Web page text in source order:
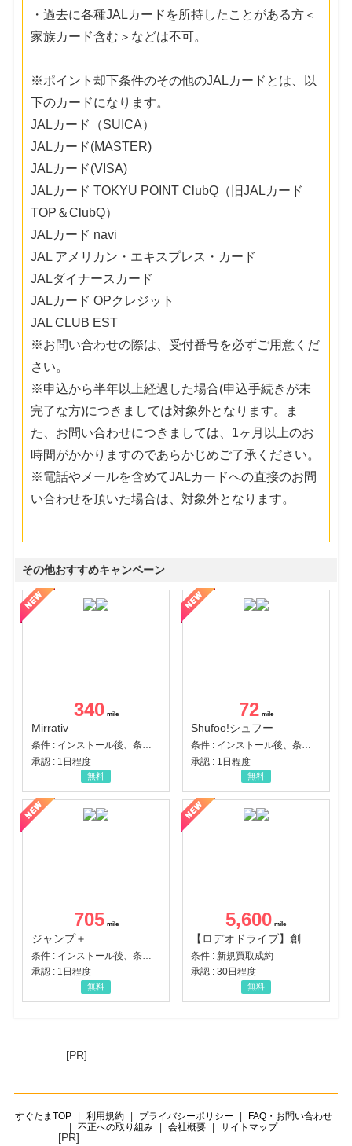
・過去に各種JALカードを所持したことがある方＜
家族カード含む＞などは不可。
※ポイント却下条件のその他のJALカードとは、以
下のカードになります。
JALカード（SUICA）
JALカード(MASTER)
JALカード(VISA)
JALカード TOKYU POINT ClubQ（旧JALカード
TOP＆ClubQ）
JALカード navi
JAL アメリカン・エキスプレス・カード
JALダイナースカード
JALカード OPクレジット
JAL CLUB EST
※お問い合わせの際は、受付番号を必ずご用意くだ
さい。
※申込から半年以上経過した場合(申込手続きが未
完了な方)につきましては対象外となります。ま
た、お問い合わせにつきましては、1ヶ月以上のお
時間がかかりますのであらかじめご了承ください。
※電話やメールを含めてJALカードへの直接のお問
い合わせを頂いた場合は、対象外となります。
その他おすすめキャンペーン
340
Mirrativ
条件 : インストール後、条件達成
承認 : 1日程度
無料
72
Shufoo!シュフー
条件 : インストール後、条件達成
承認 : 1日程度
無料
705
ジャンプ＋
承認 : 1日程度
無料
5,600
条件 : 新規買取成約
承認 : 30日程度
無料
[PR]
すぐたまTOP 利用規約 プライバシーポリシー
FAQ・お問い合わせ
不正への取り組み
会社概要 サイトマップ
[PR]